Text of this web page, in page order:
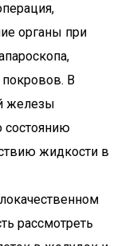
органы при
покровов. В
железы
состоянию
жидкости в
рассмотреть